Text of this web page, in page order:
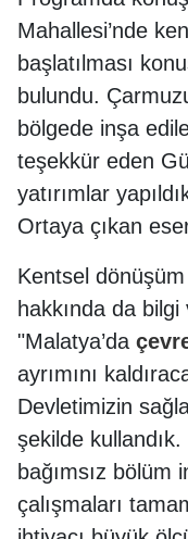
Mahallesi’nde
başlatılması
bulundu.
bölgede inşa
teşekkür eden
yatırımlar
Ortaya çıkan
Kentsel
hakkında da
"Malatya’da
ayrımını
Devletimizin
şekilde
bağımsız bölüm
çalışmaları